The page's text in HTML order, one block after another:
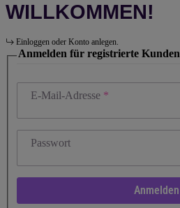
WILLKOMMEN!
Einloggen oder Konto anlegen.
Anmelden für registrierte Kunden
E-Mail-Adresse
Passwort
Anmelden